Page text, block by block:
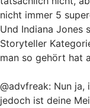
nicht immer 5
Und Indiana Jones
Storyteller
man so gehört hat
@advfreak: Nun
jedoch ist deine